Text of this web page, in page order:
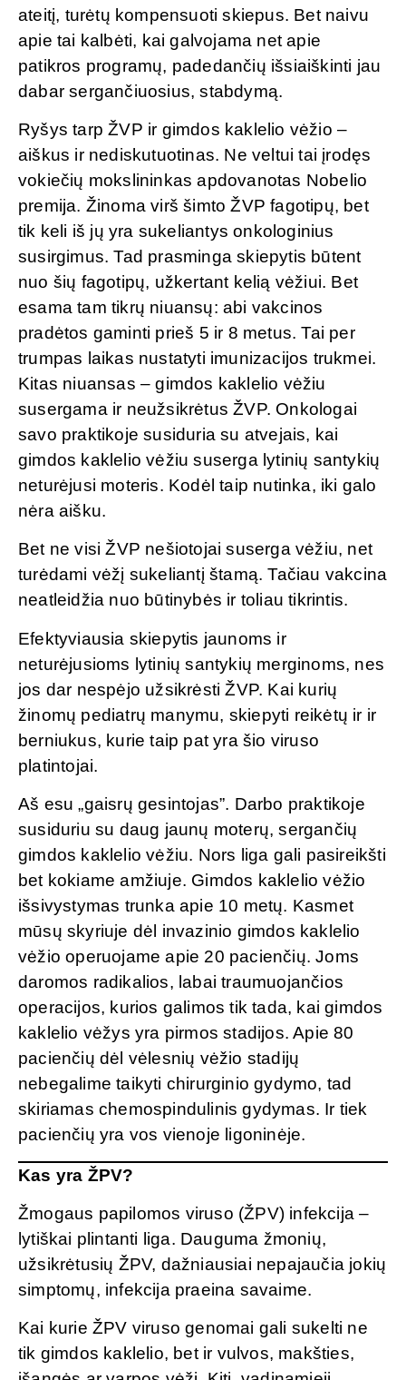
ateitį, turėtų kompensuoti skiepus. Bet naivu
apie tai kalbėti, kai galvojama net apie
patikros programų, padedančių išsiaiškinti jau
dabar sergančiuosius, stabdymą.
Ryšys tarp ŽVP ir gimdos kaklelio vėžio –
aiškus ir nediskutuotinas. Ne veltui tai įrodęs
vokiečių mokslininkas apdovanotas Nobelio
premija. Žinoma virš šimto ŽVP fagotipų, bet
tik keli iš jų yra sukeliantys onkologinius
susirgimus. Tad prasminga skiepytis būtent
nuo šių fagotipų, užkertant kelią vėžiui. Bet
esama tam tikrų niuansų: abi vakcinos
pradėtos gaminti prieš 5 ir 8 metus. Tai per
trumpas laikas nustatyti imunizacijos trukmei.
Kitas niuansas – gimdos kaklelio vėžiu
susergama ir neužsikrėtus ŽVP. Onkologai
savo praktikoje susiduria su atvejais, kai
gimdos kaklelio vėžiu suserga lytinių santykių
neturėjusi moteris. Kodėl taip nutinka, iki galo
nėra aišku.
Bet ne visi ŽVP nešiotojai suserga vėžiu, net
turėdami vėžį sukeliantį štamą. Tačiau vakcina
neatleidžia nuo būtinybės ir toliau tikrintis.
Efektyviausia skiepytis jaunoms ir
neturėjusioms lytinių santykių merginoms, nes
jos dar nespėjo užsikrėsti ŽVP. Kai kurių
žinomų pediatrų manymu, skiepyti reikėtų ir ir
berniukus, kurie taip pat yra šio viruso
platintojai.
Aš esu „gaisrų gesintojas”. Darbo praktikoje
susiduriu su daug jaunų moterų, sergančių
gimdos kaklelio vėžiu. Nors liga gali pasireikšti
bet kokiame amžiuje. Gimdos kaklelio vėžio
išsivystymas trunka apie 10 metų. Kasmet
mūsų skyriuje dėl invazinio gimdos kaklelio
vėžio operuojame apie 20 pacienčių. Joms
daromos radikalios, labai traumuojančios
operacijos, kurios galimos tik tada, kai gimdos
kaklelio vėžys yra pirmos stadijos. Apie 80
pacienčių dėl vėlesnių vėžio stadijų
nebegalime taikyti chirurginio gydymo, tad
skiriamas chemospindulinis gydymas. Ir tiek
pacienčių yra vos vienoje ligoninėje.
Kas yra ŽPV?
Žmogaus papilomos viruso (ŽPV) infekcija –
lytiškai plintanti liga. Dauguma žmonių,
užsikrėtusių ŽPV, dažniausiai nepajaučia jokių
simptomų, infekcija praeina savaime.
Kai kurie ŽPV viruso genomai gali sukelti ne
tik gimdos kaklelio, bet ir vulvos, makšties,